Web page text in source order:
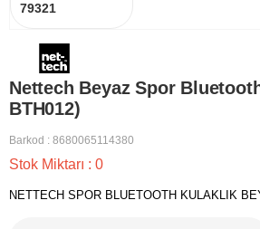
79321
Nettech Beyaz Spor
BTH012)
Barkod : 8680065114380
Stok Miktarı : 0
NETTECH SPOR BLUETOOTH KULAKLIK